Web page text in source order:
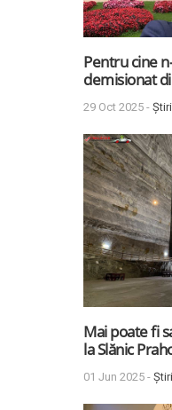
Pentru cine
demisionat
29 Oct 2025 - Știri
Mai poate fi
la Slănic
01 Jun 2025 - Știri